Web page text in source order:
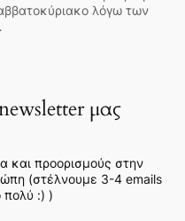
λόγω των
μας
και προορισμούς στην
(στέλνουμε 3-4 emails
πολύ :) )